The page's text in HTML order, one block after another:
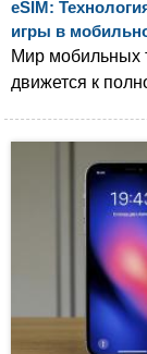
eSIM:
игры в
Мир мобильных
движется к